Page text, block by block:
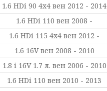
1.6 HDi 90 4x4 вен 2012 - 2014
1.6 HDi 110 вен 2008 -
1.6 HDi 115 4x4 вен 2012 -
1.6 16V вен 2008 - 2010
1.8 i 16V 1.7 л. вен 2006 - 2010
1.6 HDi 110 вен 2010 - 2013